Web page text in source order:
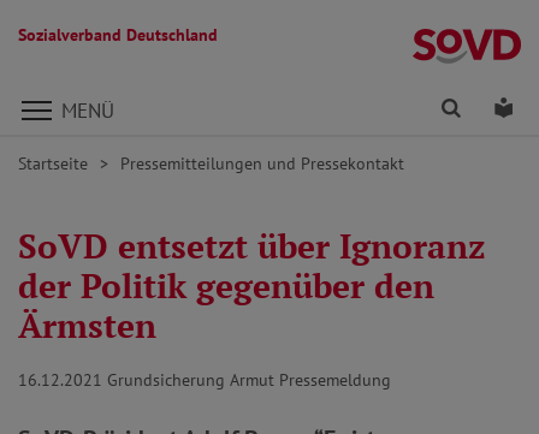
Sozialverband Deutschland
Direkt zu den Inhalten springen
MENÜ Finden
Startseite Pressemitteilungen und Pressekontakt
SoVD entsetzt über Ignoranz
der Politik gegenüber den
Ärmsten
16.12.2021 Grundsicherung Armut Pressemeldung